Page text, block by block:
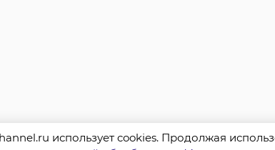
использует cookies. Продолжая